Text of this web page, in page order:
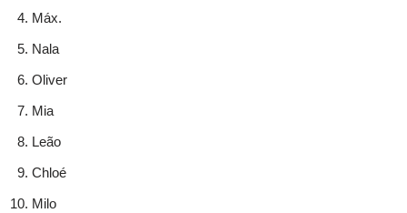
Máx.
Nala
Oliver
Mia
Leão
Chloé
Milo